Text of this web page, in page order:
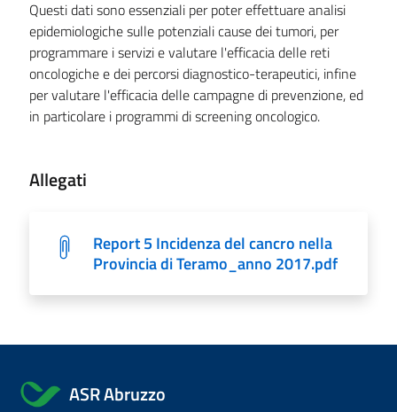
Questi dati sono essenziali per poter effettuare analisi
epidemiologiche sulle potenziali cause dei tumori, per
programmare i servizi e valutare l'efficacia delle reti
oncologiche e dei percorsi diagnostico-terapeutici, infine
per valutare l'efficacia delle campagne di prevenzione, ed
in particolare i programmi di screening oncologico.
Allegati
Report 5 Incidenza del cancro nella
Provincia di Teramo_anno 2017.pdf
ASR Abruzzo